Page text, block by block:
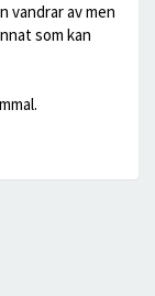
vandrar av men
som kan